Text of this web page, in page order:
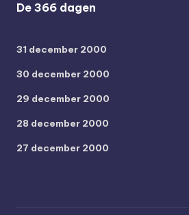
De 366 dagen
31 december 2000
30 december 2000
29 december 2000
28 december 2000
27 december 2000